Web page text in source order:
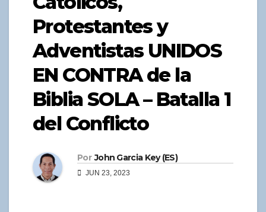
Protestantes y
Adventistas UNIDOS
EN CONTRA de la
Biblia SOLA – Batalla 1
del Conflicto
Por John Garcia Key (ES)
JUN 23, 2023